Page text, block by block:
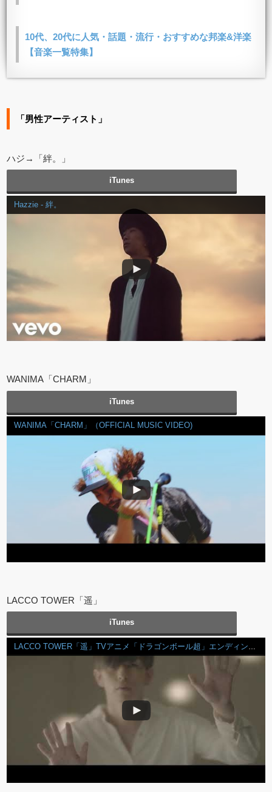
10代、20代に人気・話題・流行・おすすめな邦楽&洋楽
【音楽一覧特集】
「男性アーティスト」
ハジ→「絆。」
iTunes
Hazzie - 絆。
WANIMA「CHARM」
iTunes
WANIMA「CHARM」（OFFICIAL MUSIC VIDEO)
LACCO TOWER「遥」
iTunes